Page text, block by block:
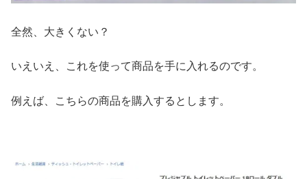
全然、大きくない？
いえいえ、これを使って商品を手に入れるのです。
例えば、こちらの商品を購入するとします。